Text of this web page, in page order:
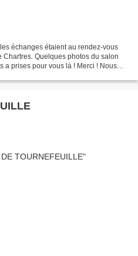
échanges étaient au rendez-vous
Quelques photos du salon
a prises pour vous là ! Merci ! Nous